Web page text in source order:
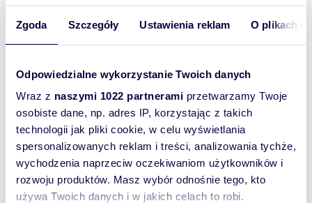
Zgoda Szczegóły Ustawienia reklam O plikach
Odpowiedzialne wykorzystanie Twoich danych
Wraz z naszymi 1022 partnerami przetwarzamy Twoje
osobiste dane, np. adres IP, korzystając z takich
technologii jak pliki cookie, w celu wyświetlania
spersonalizowanych reklam i treści, analizowania tychże,
wychodzenia naprzeciw oczekiwaniom użytkowników i
rozwoju produktów. Masz wybór odnośnie tego, kto
używa Twoich danych i w jakich celach to robi.
m=NEoREQ4K19d
michal@sadurscy.pl
::DANE BIURA
Oddział BS4, Krowodrza
Kołowa 5/3
30-134 Kraków
12 633-90-20
Pośrednik odpowiedzialny zawodowo za
wykonanie umowy pośrednictwa: Dariusz
Sadurski (licencja nr: 803)